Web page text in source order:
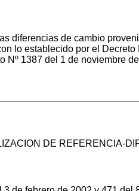
diferencias de cambio
lo establecido por el Decreto
Nº 1387 del 1 de noviembre
DE REFERENCIA-